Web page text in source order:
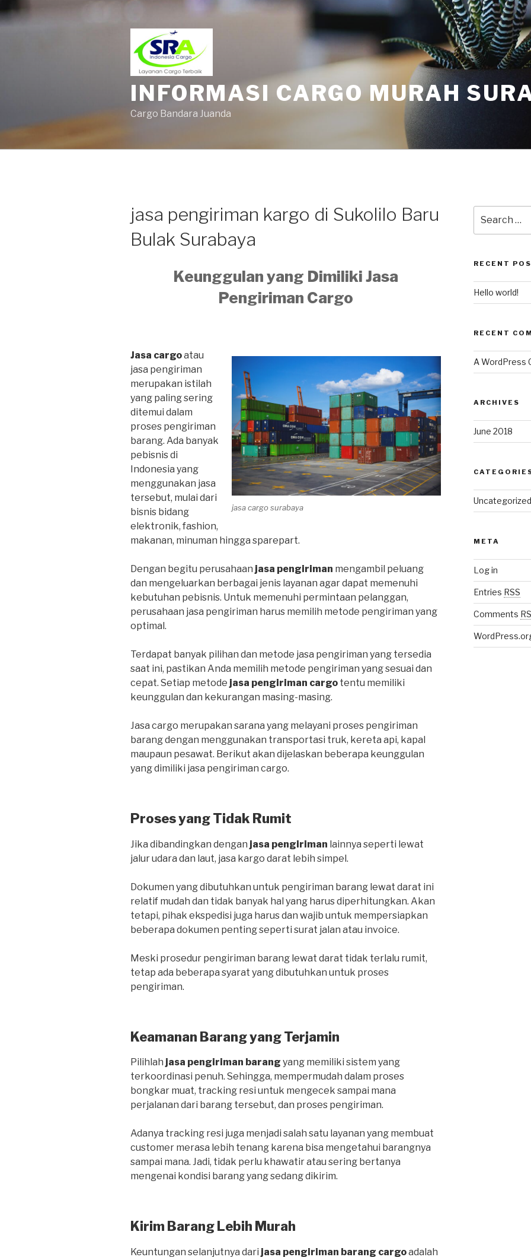
INFORMASI CARGO MURAH
Cargo Bandara Juanda
jasa pengiriman kargo di Sukolilo Baru
Bulak Surabaya
Keunggulan yang Dimiliki Jasa
Pengiriman Cargo
jasa cargo surabaya
Jasa cargoatau
jasa pengiriman
merupakan istilah
yang paling sering
ditemui dalam
proses pengiriman
barang. Ada banyak
pebisnis di
Indonesia yang
menggunakan jasa
tersebut, mulai dari
bisnis bidang
elektronik, fashion,
makanan, minuman hingga sparepart.
Dengan begitu perusahaan jasa pengiriman mengambil peluang
dan mengeluarkan berbagai jenis layanan agar dapat memenuhi
kebutuhan pebisnis. Untuk memenuhi permintaan pelanggan,
perusahaan jasa pengiriman harus memilih metode pengiriman yang
optimal.
Terdapat banyak pilihan dan metode jasa pengiriman yang tersedia
saat ini, pastikan Anda memilih metode pengiriman yang sesuai dan
cepat. Setiap metode jasa pengiriman cargo tentu memiliki
keunggulan dan kekurangan masing-masing.
Jasa cargo merupakan sarana yang melayani proses pengiriman
barang dengan menggunakan transportasi truk, kereta api, kapal
maupaun pesawat. Berikut akan dijelaskan beberapa keunggulan
yang dimiliki jasa pengiriman cargo.
Proses yang Tidak Rumit
Jika dibandingkan dengan jasa pengiriman lainnya seperti lewat
jalur udara dan laut, jasa kargo darat lebih simpel.
Dokumen yang dibutuhkan untuk pengiriman barang lewat darat ini
relatif mudah dan tidak banyak hal yang harus diperhitungkan. Akan
tetapi, pihak ekspedisi juga harus dan wajib untuk mempersiapkan
beberapa dokumen penting seperti surat jalan atau invoice.
Meski prosedur pengiriman barang lewat darat tidak terlalu rumit,
tetap ada beberapa syarat yang dibutuhkan untuk proses
pengiriman.
Keamanan Barang yang Terjamin
Pilihlah jasa pengiriman barang yang memiliki sistem yang
terkoordinasi penuh. Sehingga, mempermudah dalam proses
bongkar muat, tracking resi untuk mengecek sampai mana
perjalanan dari barang tersebut, dan proses pengiriman.
Adanya tracking resi juga menjadi salah satu layanan yang membuat
customer merasa lebih tenang karena bisa mengetahui barangnya
sampai mana. Jadi, tidak perlu khawatir atau sering bertanya
mengenai kondisi barang yang sedang dikirim.
Kirim Barang Lebih Murah
Keuntungan selanjutnya dari jasa pengiriman barang cargoadalah
RECENT
Hello world!
RECENT
A WordPress
ARCHIVES
June 2018
Uncategorized
META
Log in
Entries RSS
Comments